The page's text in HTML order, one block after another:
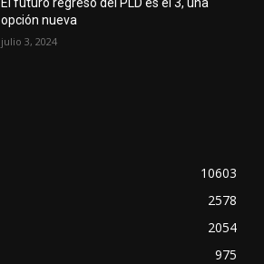
opción nueva
julio 3, 2024
10603
2578
2054
975